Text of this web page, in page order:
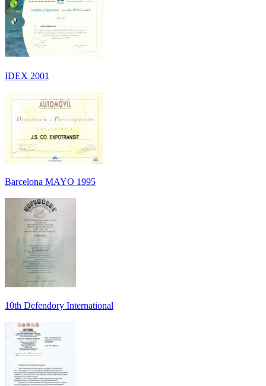
IDEX 2001
Barcelona MAYO 1995
10th Defendory International